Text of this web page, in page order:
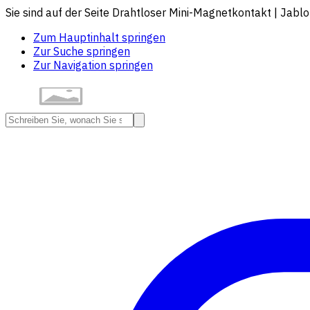
Sie sind auf der Seite Drahtloser Mini-Magnetkontakt |
Zum Hauptinhalt springen
Zur Suche springen
Zur Navigation springen